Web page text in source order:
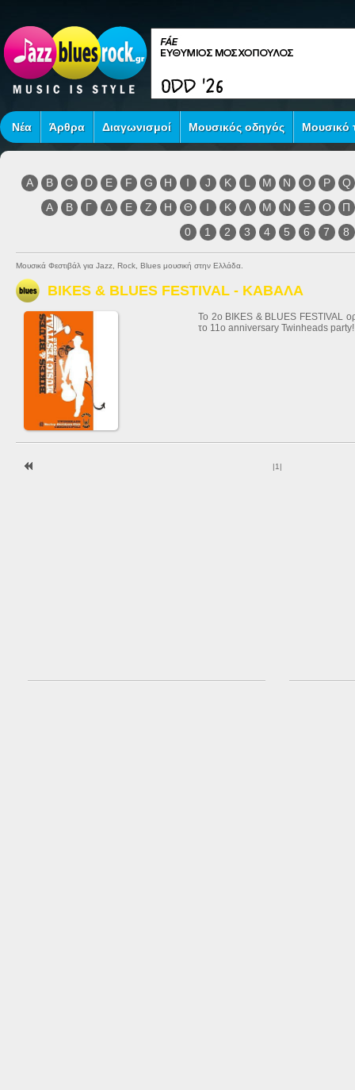
Νέα Άρθρα Διαγωνισμοί Μουσικός οδηγός Μουσικό
A B C D E F G H I J K L M N O P
Q
Α
Β Γ Δ Ε Ζ Η Θ Ι Κ Λ Μ Ν Ξ Ο
Π
0
1 2 3 4 5 6 7 8
Μουσικά Φεστιβάλ για Jazz, Rock, Blues μουσική στην Ελλάδα.
BIKES & BLUES FESTIVAL - ΚΑΒΑΛΑ
To 2o BIKES & BLUES FESTIVAL
το 11o anniversary Twinheads
|1 |